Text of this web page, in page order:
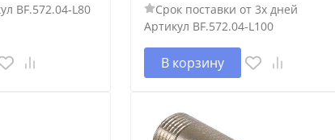
BF.572.04-L80
Срок поставки от 3х дней
Артикул BF.572.04-L100
В корзину